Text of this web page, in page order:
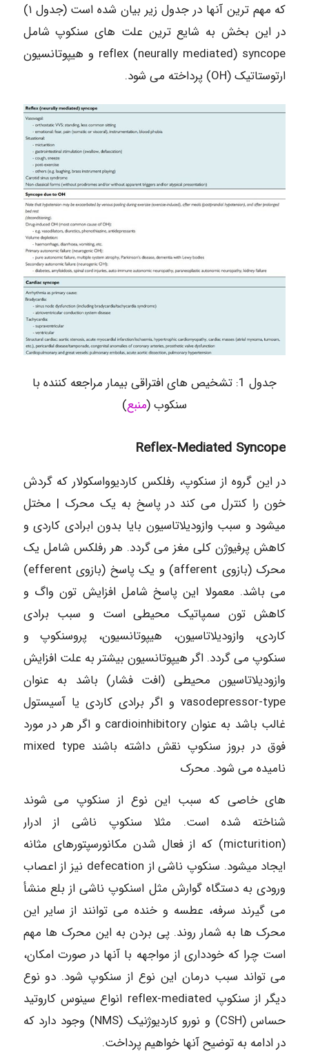
که مهم ترین آنها در جدول زیر بیان شده است (جدول ۱)
در این بخش به شایع ترین علت های سنکوپ شامل
reflex (neurally mediated) syncope و هیپوتانسیون
ارتوستاتیک (OH) پرداخته می شود.
جدول 1: تشخیص های افتراقی بیمار مراجعه کننده با
سنکوب (منبع)
Reflex-Mediated Syncope
در این گروه از سنکوپ، رفلکس کاردیوواسکولار که گردش
خون را کنترل می کند در پاسخ به یک محرک | مختل
میشود و سبب وازودیلاتاسیون بایا بدون ابرادی کاردی و
کاهش پرفیوژن کلی مغز می گردد. هر رفلکس شامل یک
محرک (بازوی afferent) و یک پاسخ (بازوی efferent)
می باشد. معمولا این پاسخ شامل افزایش تون واگ و
کاهش تون سمپاتیک محیطی است و سبب برادی
کاردی، وازودیلاتاسیون، هیپوتانسیون، پروسنکوپ و
سنکوپ می گردد. اگر هیپوتانسیون بیشتر به علت افزایش
وازودیلاتاسیون محیطی (افت فشار) باشد به عنوان
vasodepressor-type و اگر برادی کاردی یا آسیستول
غالب باشد به عنوان cardioinhibitory و اگر هر در مورد
فوق در بروز سنکوپ نقش داشته باشند mixed type
نامیده می شود. محرک
های خاصی که سبب این نوع از سنکوپ می شوند
شناخته شده است. مثلا سنکوپ ناشی از ادرار
(micturition) که از فعال شدن مکانورسپتورهای مثانه
ایجاد میشود. سنکوپ ناشی از defecation نیز از اعصاب
ورودی به دستگاه گوارش مثل اسنکوپ ناشی از بلع منشأ
می گیرند سرفه، عطسه و خنده می توانند از سایر این
محرک ها به شمار روند. پی بردن به این محرک ها مهم
است چرا که خودداری از مواجهه با آنها در صورت امکان،
می تواند سبب درمان این نوع از سنکوپ شود. دو نوع
دیگر از سنکوپ reflex-mediated انواع سینوس کاروتید
حساس (CSH) و نورو کاردیوژنیک (NMS) وجود دارد که
در ادامه به توضیح آنها خواهیم پرداخت.